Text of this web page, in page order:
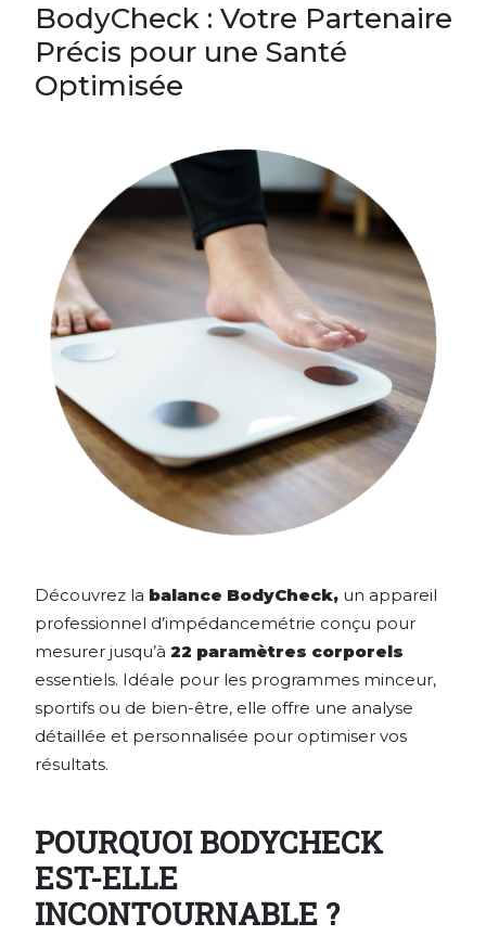
BodyCheck : Votre Partenaire
Précis pour une Santé
Optimisée
Découvrez la balance BodyCheck,un appareil
professionnel d’impédancemétrie conçu pour
mesurer jusqu’à 22 paramètres corporels
essentiels. Idéale pour les programmes minceur,
sportifs ou de bien-être, elle offre une analyse
détaillée et personnalisée pour optimiser vos
résultats.
POURQUOI BODYCHECK
EST-ELLE
INCONTOURNABLE ?